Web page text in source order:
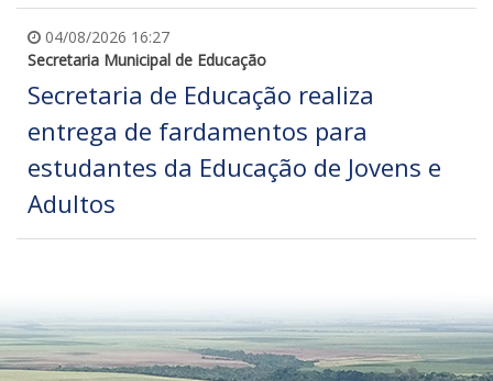
04/08/2026 16:27
Secretaria Municipal de Educação
Secretaria de Educação realiza
entrega de fardamentos para
estudantes da Educação de Jovens e
Adultos